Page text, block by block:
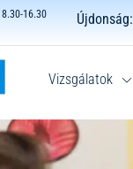
16.30 Újdonság:
Vizsgálatok